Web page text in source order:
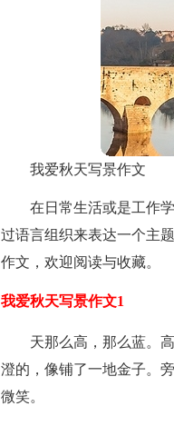
我爱秋天写景作文
在日常生活或是工作
过语言组织来表达一个主
作文，欢迎阅读与收藏。
我爱秋天写景作文1
天那么高，那么蓝。
澄的，像铺了一地金子。
微笑。